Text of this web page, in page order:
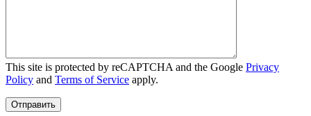
This site is protected by reCAPTCHA and the Google Privacy
Policy and Terms of Service apply.